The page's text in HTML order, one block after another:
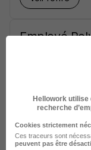
Employé
Voir l’offre
Hellowork
recherche
Cookies strictement
Ces traceurs sont
peuvent pas être